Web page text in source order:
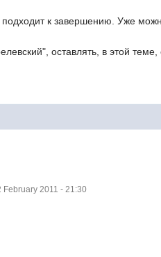
к завершению. Уже
оставлять, в этой
2011 - 21:30